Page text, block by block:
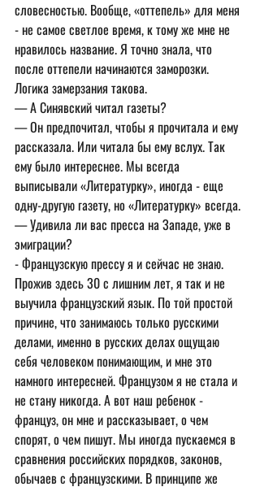
словесностью. Вообще, «оттепель» для меня
- не самое светлое время, к тому же мне не
нравилось название. Я точно знала, что
после оттепели начинаются заморозки.
Логика замерзания такова.
— А Синявский читал газеты?
— Он предпочитал, чтобы я прочитала и ему
рассказала. Или читала бы ему вслух. Так
ему было интереснее. Мы всегда
выписывали «Литературку», иногда - еще
одну-другую газету, но «Литературку» всегда.
— Удивила ли вас пресса на Западе, уже в
эмиграции?
- Французскую прессу я и сейчас не знаю.
Прожив здесь 30 с лишним лет, я так и не
выучила французский язык. По той простой
причине, что занимаюсь только русскими
делами, именно в русских делах ощущаю
себя человеком понимающим, и мне это
намного интересней. Французом я не стала и
не стану никогда. А вот наш ребенок -
француз, он мне и рассказывает, о чем
спорят, о чем пишут. Мы иногда пускаемся в
сравнения российских порядков, законов,
обычаев с французскими. В принципе же